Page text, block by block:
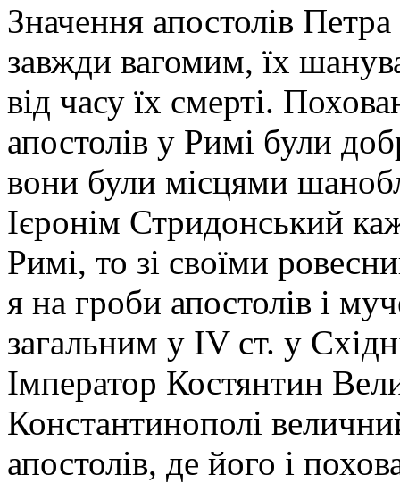
Значення апостолів
завжди вагомим, їх
від часу їх смерті.
апостолів у Римі були
вони були місцями
Ієронім Стридонський
Римі, то зі своїми
я на гроби апостолів і
загальним у IV ст. у
Імператор Костянтин
Константинополі
апостолів, де його і